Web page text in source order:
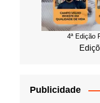
4ª Edição
Publicidade